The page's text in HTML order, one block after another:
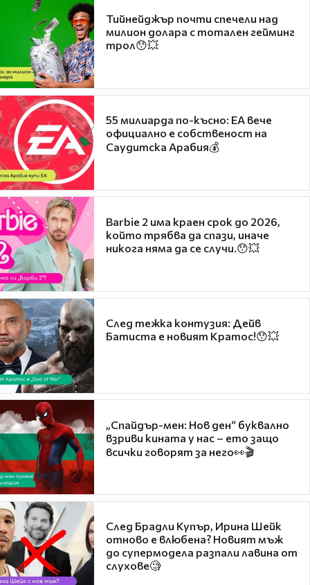
Тийнейджър почти спечели над
милион долара с тотален гейминг
трол😯💥
55 милиарда по-късно: EA вече
официално е собственост на
Саудитска Арабия💰
Barbie 2 има краен срок до 2026,
който трябва да спази, иначе
никога няма да се случи.😯💥
След тежка контузия: Дейв
Батиста е новият Кратос!😯💥
„Спайдър-мен: Нов ден“ буквално
взриви кината у нас – ето защо
всички говорят за него👀🎬
След Брадли Купър, Ирина Шейк
отново е влюбена? Новият мъж
до супермодела разпали лавина от
слухове🧐